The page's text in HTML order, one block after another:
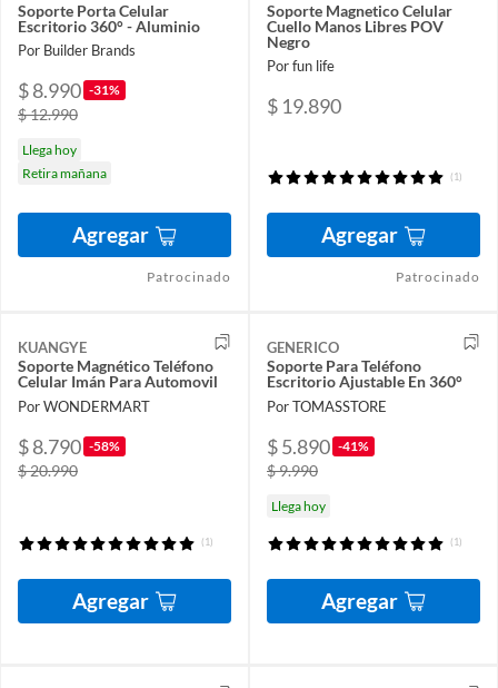
Soporte Porta Celular
Escritorio 360° - Aluminio
Por Builder Brands
$ 8.990 -31%
$ 12.990
Llega hoy
Retira mañana
Agregar
Patrocinado
Soporte Magnetico Celular
Cuello Manos Libres POV
Negro
Por fun life
$ 19.890
(1)
Agregar
Patrocinado
KUANGYE
Soporte Magnético Teléfono
Celular Imán Para Automovil
Por WONDERMART
$ 8.790 -58%
$ 20.990
(1)
Agregar
GENERICO
Soporte Para Teléfono
Escritorio Ajustable En 360°
Por TOMASSTORE
$ 5.890 -41%
$ 9.990
Llega hoy
(1)
Agregar